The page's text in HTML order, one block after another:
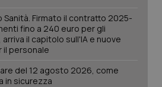
Sanità. Firmato il contratto 2025-
fino a 240 euro per gli
il capitolo sull'IA e nuove
personale
del 12 agosto 2026, come
in sicurezza
PHP.net
www.quotidianosanita.it